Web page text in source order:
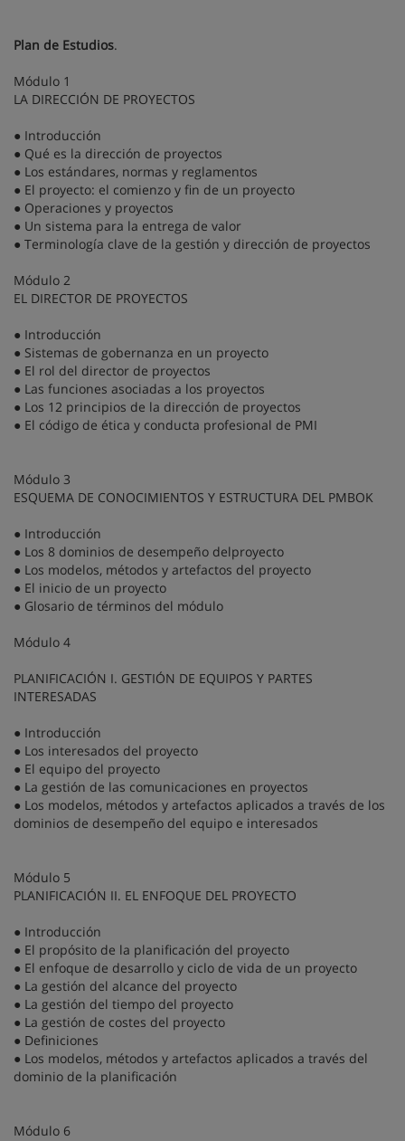
Plan de Estudios.
Módulo 1
LA DIRECCIÓN DE PROYECTOS
● Introducción
● Qué es la dirección de proyectos
● Los estándares, normas y reglamentos
● El proyecto: el comienzo y fin de un proyecto
● Operaciones y proyectos
● Un sistema para la entrega de valor
● Terminología clave de la gestión y dirección de proyectos
Módulo 2
EL DIRECTOR DE PROYECTOS
● Introducción
● Sistemas de gobernanza en un proyecto
● El rol del director de proyectos
● Las funciones asociadas a los proyectos
● Los 12 principios de la dirección de proyectos
● El código de ética y conducta profesional de PMI
Módulo 3
ESQUEMA DE CONOCIMIENTOS Y ESTRUCTURA DEL PMBOK
● Introducción
● Los 8 dominios de desempeño delproyecto
● Los modelos, métodos y artefactos del proyecto
● El inicio de un proyecto
● Glosario de términos del módulo
Módulo 4
PLANIFICACIÓN I. GESTIÓN DE EQUIPOS Y PARTES
INTERESADAS
● Introducción
● Los interesados del proyecto
● El equipo del proyecto
● La gestión de las comunicaciones en proyectos
● Los modelos, métodos y artefactos aplicados a través de los
dominios de desempeño del equipo e interesados
Módulo 5
PLANIFICACIÓN II. EL ENFOQUE DEL PROYECTO
● Introducción
● El propósito de la planificación del proyecto
● El enfoque de desarrollo y ciclo de vida de un proyecto
● La gestión del alcance del proyecto
● La gestión del tiempo del proyecto
● La gestión de costes del proyecto
● Definiciones
● Los modelos, métodos y artefactos aplicados a través del
dominio de la planificación
Módulo 6